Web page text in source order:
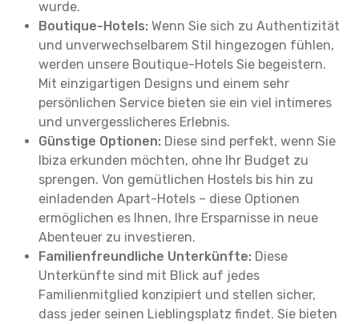
wurde.
Boutique-Hotels: Wenn Sie sich zu Authentizität
und unverwechselbarem Stil hingezogen fühlen,
werden unsere Boutique-Hotels Sie begeistern.
Mit einzigartigen Designs und einem sehr
persönlichen Service bieten sie ein viel intimeres
und unvergesslicheres Erlebnis.
Günstige Optionen: Diese sind perfekt, wenn Sie
Ibiza erkunden möchten, ohne Ihr Budget zu
sprengen. Von gemütlichen Hostels bis hin zu
einladenden Apart-Hotels – diese Optionen
ermöglichen es Ihnen, Ihre Ersparnisse in neue
Abenteuer zu investieren.
Familienfreundliche Unterkünfte: Diese
Unterkünfte sind mit Blick auf jedes
Familienmitglied konzipiert und stellen sicher,
dass jeder seinen Lieblingsplatz findet. Sie bieten